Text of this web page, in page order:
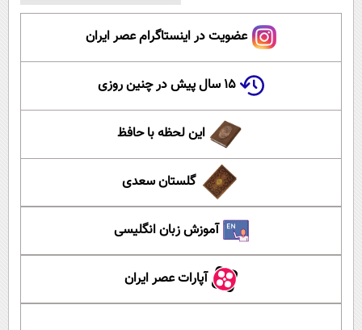
عضویت در اینستاگرام عصر ایران
۱۵ سال پیش در چنین روزی
این لحظه با حافظ
گلستان سعدی
آموزش زبان انگلیسی
آپارات عصر ایران